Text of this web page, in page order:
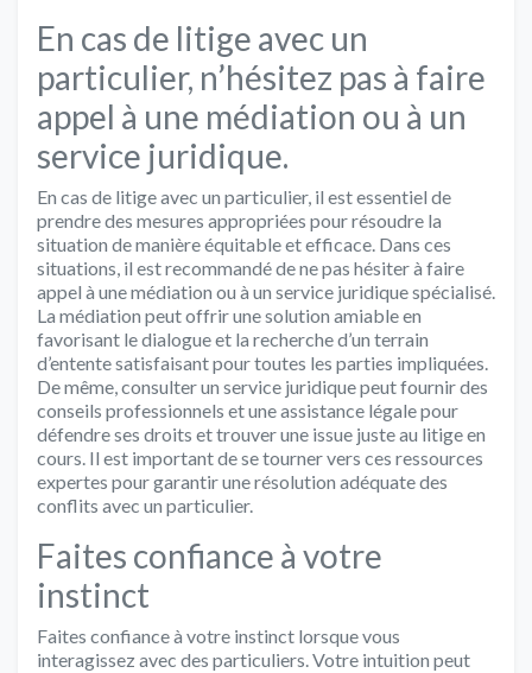
En cas de litige avec un
particulier, n’hésitez pas à faire
appel à une médiation ou à un
service juridique.
En cas de litige avec un particulier, il est essentiel de
prendre des mesures appropriées pour résoudre la
situation de manière équitable et efficace. Dans ces
situations, il est recommandé de ne pas hésiter à faire
appel à une médiation ou à un service juridique spécialisé.
La médiation peut offrir une solution amiable en
favorisant le dialogue et la recherche d’un terrain
d’entente satisfaisant pour toutes les parties impliquées.
De même, consulter un service juridique peut fournir des
conseils professionnels et une assistance légale pour
défendre ses droits et trouver une issue juste au litige en
cours. Il est important de se tourner vers ces ressources
expertes pour garantir une résolution adéquate des
conflits avec un particulier.
Faites confiance à votre
instinct
Faites confiance à votre instinct lorsque vous
interagissez avec des particuliers. Votre intuition peut